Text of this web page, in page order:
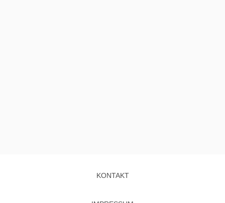
KONTAKT